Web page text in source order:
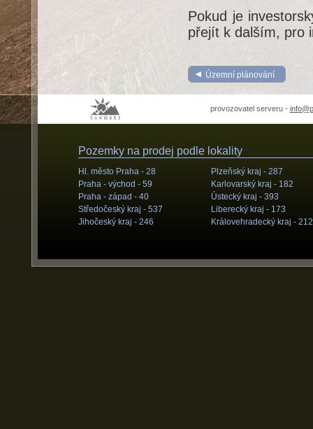
Pokud je
přejít k dalším, pro
Územní plánování
provozovatel serveru -
Pozemky na prodej podle lokality
Hl. město Praha - 28
Praha - východ - 59
Praha - západ - 40
Středočeský kraj - 537
Jihočeský kraj - 246
Plzeňský kraj - 287
Karlovarský kraj - 182
Ústecký kraj - 393
Liberecký kraj - 173
Královehradecký kraj - 212